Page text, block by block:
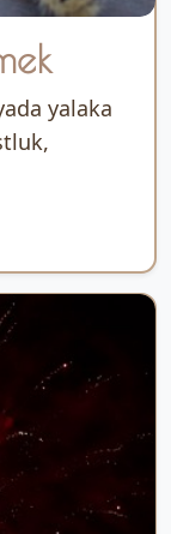
yalaka